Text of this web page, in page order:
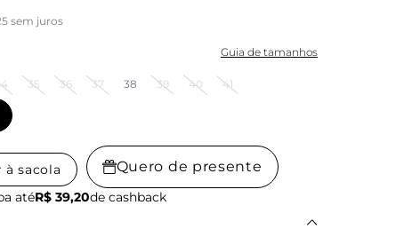
sem juros
Guia de tamanhos
35 36 37 38 39 40 41
sacola Quero de presente
atéR$ 39,20de cashback